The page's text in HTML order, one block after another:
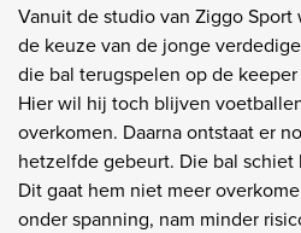
Vanuit de studio van Ziggo
de keuze van de jonge
die bal terugspelen op de
Hier wil hij toch blijven
overkomen. Daarna ontstaat er
hetzelfde gebeurt. Die bal
Dit gaat hem niet meer
onder spanning, nam minder